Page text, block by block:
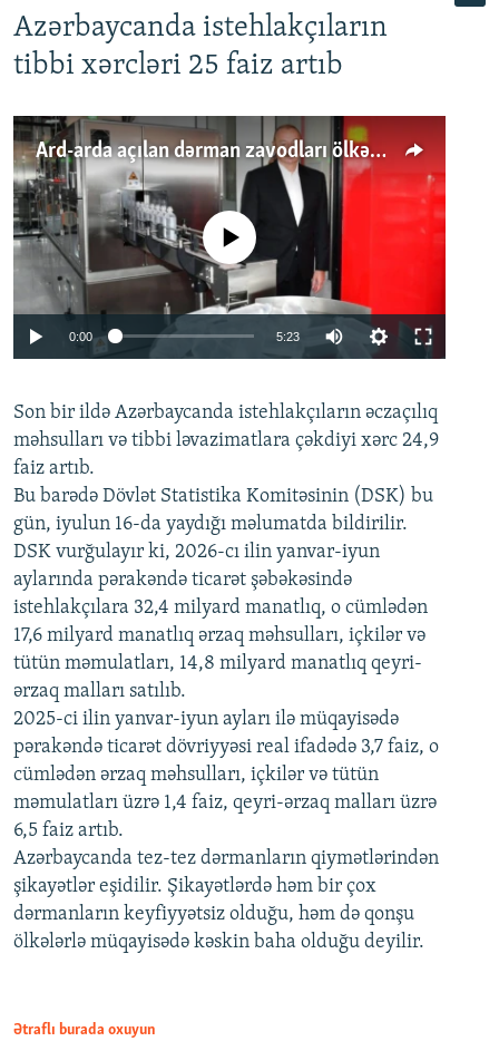
Azərbaycanda istehlakçıların
tibbi xərcləri 25 faiz artıb
Ard-arda açılan dərman zavodları ölkənin tələbatını ödəyirmi?
Auto 240p 360p 480p
720p 1080p
No media source currently available
0:00 5:23
360p
480p
720p
1080p
Son bir ildə Azərbaycanda istehlakçıların əczaçılıq
məhsulları və tibbi ləvazimatlara çəkdiyi xərc 24,9
faiz artıb.
Bu barədə Dövlət Statistika Komitəsinin (DSK) bu
gün, iyulun 16-da yaydığı məlumatda bildirilir.
DSK vurğulayır ki, 2026-cı ilin yanvar-iyun
aylarında pərakəndə ticarət şəbəkəsində
istehlakçılara 32,4 milyard manatlıq, o cümlədən
17,6 milyard manatlıq ərzaq məhsulları, içkilər və
tütün məmulatları, 14,8 milyard manatlıq qeyri-
ərzaq malları satılıb.
2025-ci ilin yanvar-iyun ayları ilə müqayisədə
pərakəndə ticarət dövriyyəsi real ifadədə 3,7 faiz, o
cümlədən ərzaq məhsulları, içkilər və tütün
məmulatları üzrə 1,4 faiz, qeyri-ərzaq malları üzrə
6,5 faiz artıb.
Azərbaycanda tez-tez dərmanların qiymətlərindən
şikayətlər eşidilir. Şikayətlərdə həm bir çox
dərmanların keyfiyyətsiz olduğu, həm də qonşu
ölkələrlə müqayisədə kəskin baha olduğu deyilir.
Ətraflı burada oxuyun